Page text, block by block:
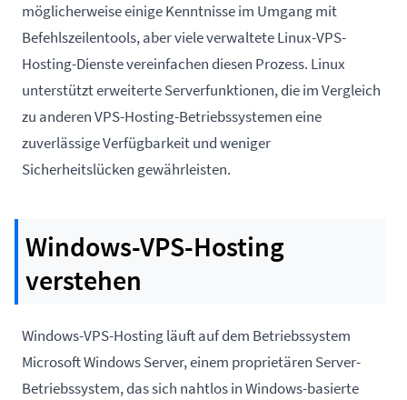
möglicherweise einige Kenntnisse im Umgang mit
Befehlszeilentools, aber viele verwaltete Linux-VPS-
Hosting-Dienste vereinfachen diesen Prozess. Linux
unterstützt erweiterte Serverfunktionen, die im Vergleich
zu anderen VPS-Hosting-Betriebssystemen eine
zuverlässige Verfügbarkeit und weniger
Sicherheitslücken gewährleisten.
Windows-VPS-Hosting
verstehen
Windows-VPS-Hosting läuft auf dem Betriebssystem
Microsoft Windows Server, einem proprietären Server-
Betriebssystem, das sich nahtlos in Windows-basierte